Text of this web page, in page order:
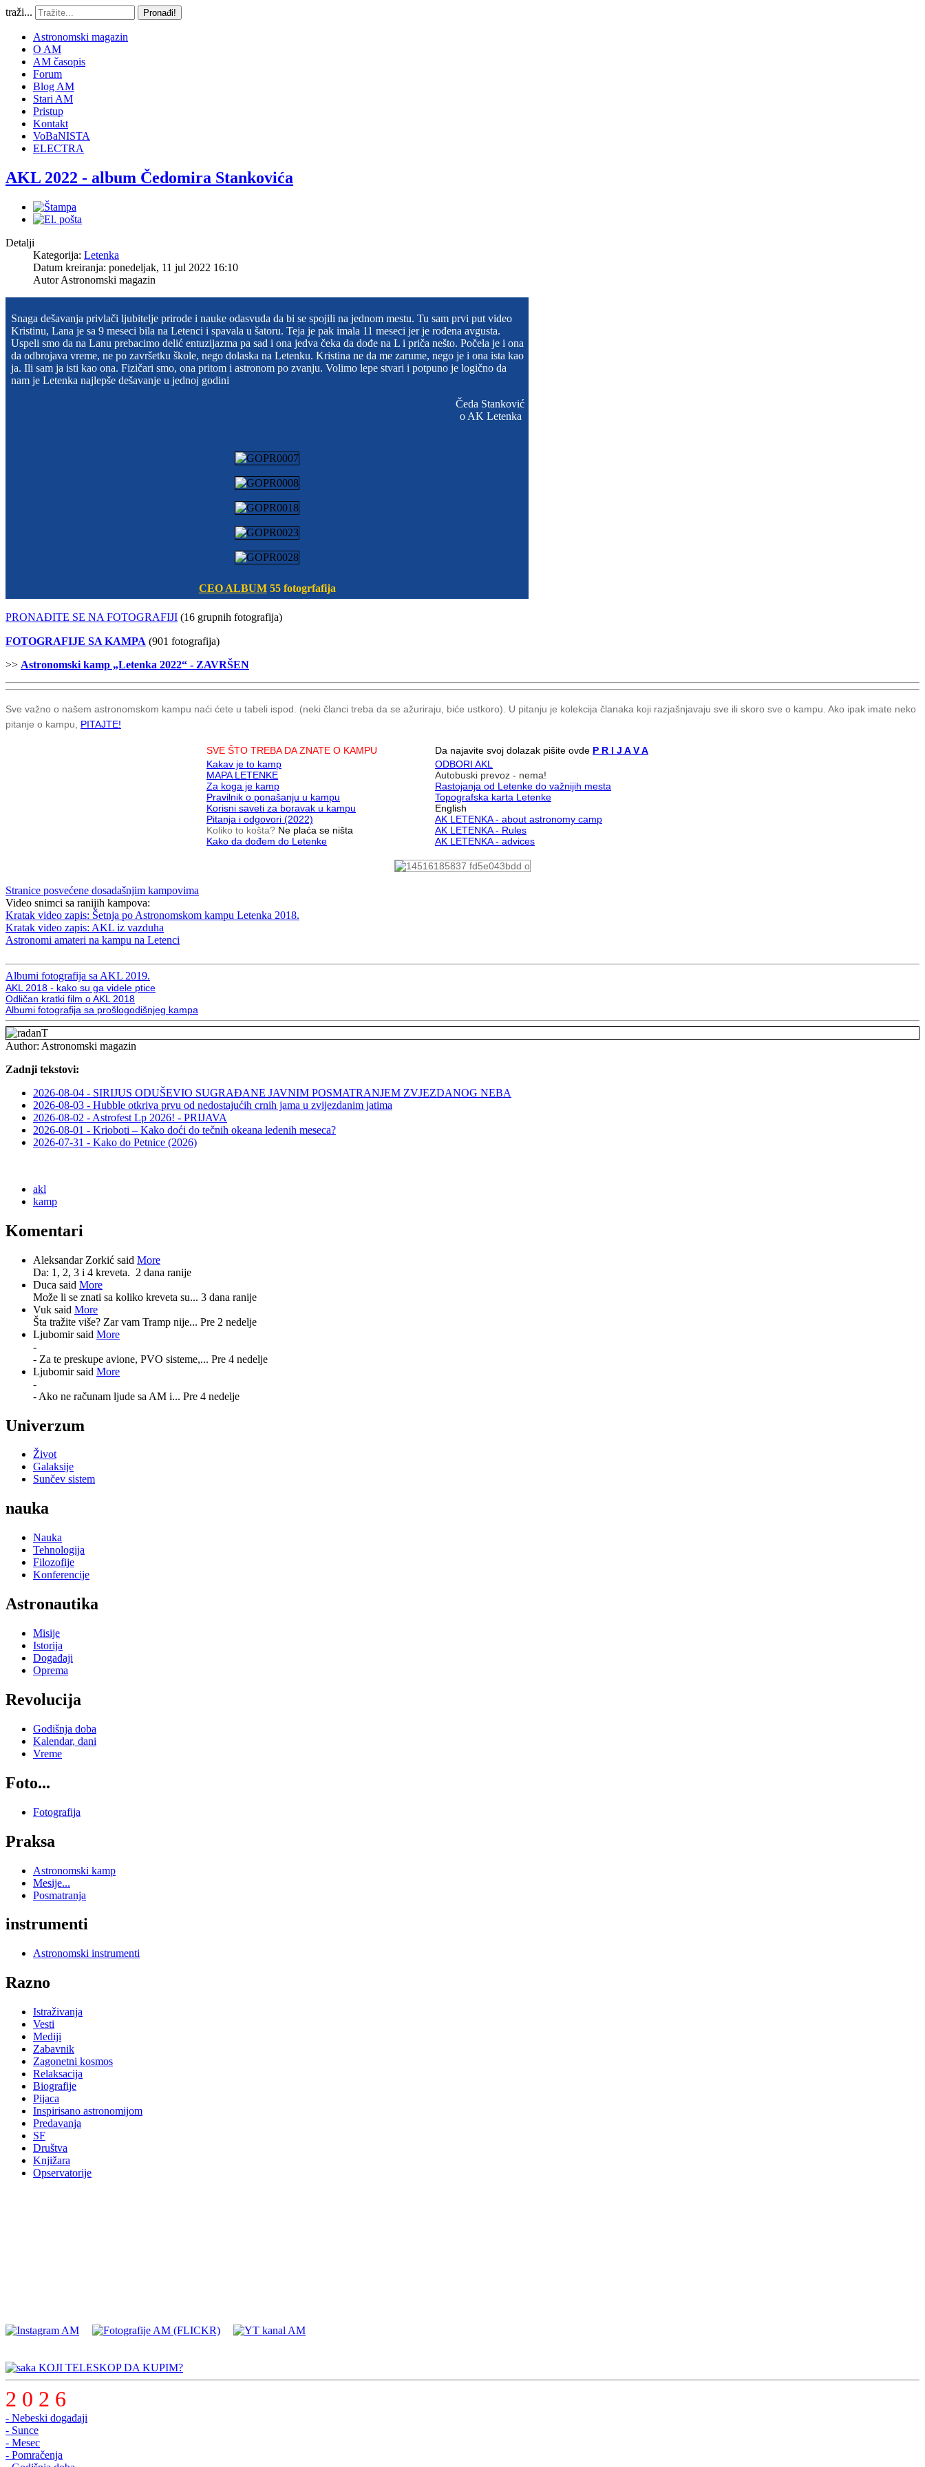
traži... Pronađi!
Astronomski magazin
O AM
AM časopis
Forum
Blog AM
Stari AM
Pristup
Kontakt
VoBaNISTA
ELECTRA
AKL 2022 - album Čedomira Stankovića
Detalji
Kategorija: Letenka
Datum kreiranja: ponedeljak, 11 jul 2022 16:10
AutorAstronomski magazin
Snaga dešavanja privlači ljubitelje prirode i nauke odasvuda da bi se spojili na jednom mestu. Tu sam prvi put video
Kristinu, Lana je sa 9 meseci bila na Letenci i spavala u šatoru. Teja je pak imala 11 meseci jer je rođena avgusta.
Uspeli smo da na Lanu prebacimo delić entuzijazma pa sad i ona jedva čeka da dođe na L i priča nešto. Počela je i ona
da odbrojava vreme, ne po završetku škole, nego dolaska na Letenku. Kristina ne da me zarume, nego je i ona ista kao
ja. Ili sam ja isti kao ona. Fizičari smo, ona pritom i astronom po zvanju. Volimo lepe stvari i potpuno je logično da
nam je Letenka najlepše dešavanje u jednoj godini
Čeda Stanković
o AK Letenka
CEO ALBUM55 fotogrfafija
PRONAĐITE SE NA FOTOGRAFIJI (16 grupnih fotografija)
FOTOGRAFIJE SA KAMPA (901 fotografija)
>> Astronomski kamp „Letenka 2022“ - ZAVRŠEN
Sve važno o našem astronomskom kampu naći ćete u tabeli ispod. (neki članci treba da se ažuriraju, biće ustkoro). U pitanju je kolekcija članaka koji razjašnjavaju sve ili skoro sve o kampu. Ako ipak imate neko
pitanje o kampu, PITAJTE!
SVE ŠTO TREBA DA ZNATE O KAMPU Da najavite svoj dolazak pišite ovde P R I J A V A
Kakav je to kamp
MAPA LETENKE
Za koga je kamp
Pravilnik o ponašanju u kampu
Korisni saveti za boravak u kampu
Pitanja i odgovori (2022)
Koliko to košta? Ne plaća se ništa
Kako da dođem do Letenke
ODBORI AKL
Autobuski prevoz - nema!
Rastojanja od Letenke do važnijih mesta
Topografska karta Letenke
English
AK LETENKA - about astronomy camp
AK LETENKA - Rules
AK LETENKA - advices
Stranice posvećene dosadašnjim kampovima
Video snimci sa ranijih kampova:
Kratak video zapis: Šetnja po Astronomskom kampu Letenka 2018.
Kratak video zapis: AKL iz vazduha
Astronomi amateri na kampu na Letenci
Albumi fotografija sa AKL 2019.
AKL 2018 - kako su ga videle ptice
Odličan kratki film o AKL 2018
Albumi fotografija sa prošlogodišnjeg kampa
Author: Astronomski magazin
Zadnji tekstovi:
2026-08-04 - SIRIJUS ODUŠEVIO SUGRAĐANE JAVNIM POSMATRANJEM ZVJEZDANOG NEBA
2026-08-03 - Hubble otkriva prvu od nedostajućih crnih jama u zvijezdanim jatima
2026-08-02 - Astrofest Lp 2026! - PRIJAVA
2026-08-01 - Krioboti – Kako doći do tečnih okeana ledenih meseca?
2026-07-31 - Kako do Petnice (2026)
akl
kamp
Komentari
Aleksandar Zorkić said More
Da: 1, 2, 3 i 4 kreveta. 2 dana ranije
Duca said More
Može li se znati sa koliko kreveta su... 3 dana ranije
Vuk said More
Šta tražite više? Zar vam Tramp nije... Pre 2 nedelje
Ljubomir said More
-
- Za te preskupe avione, PVO sisteme,... Pre 4 nedelje
Ljubomir said More
-
- Ako ne računam ljude sa AM i... Pre 4 nedelje
Univerzum
Život
Galaksije
Sunčev sistem
nauka
Nauka
Tehnologija
Filozofije
Konferencije
Astronautika
Misije
Istorija
Događaji
Oprema
Revolucija
Godišnja doba
Kalendar, dani
Vreme
Foto...
Fotografija
Praksa
Astronomski kamp
Mesije...
Posmatranja
instrumenti
Astronomski instrumenti
Razno
Istraživanja
Vesti
Mediji
Zabavnik
Zagonetni kosmos
Relaksacija
Biografije
Pijaca
Inspirisano astronomijom
Predavanja
SF
Društva
Knjižara
Opservatorije
KOJI TELESKOP DA KUPIM?
2 0 2 6
- Nebeski događaji
- Sunce
- Mesec
- Pomračenja